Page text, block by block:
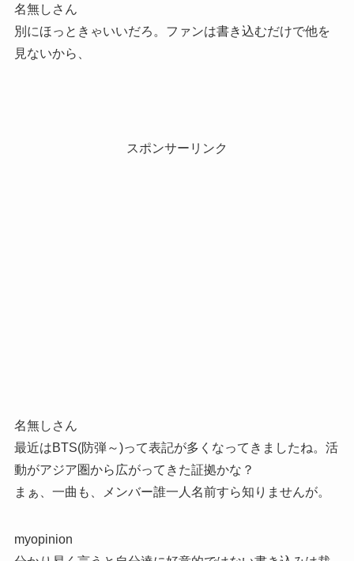
名無しさん
別にほっときゃいいだろ。ファンは書き込むだけで他を
見ないから、
スポンサーリンク
名無しさん
最近はBTS(防弾～)って表記が多くなってきましたね。活
動がアジア圏から広がってきた証拠かな？
まぁ、一曲も、メンバー誰一人名前すら知りませんが。
myopinion